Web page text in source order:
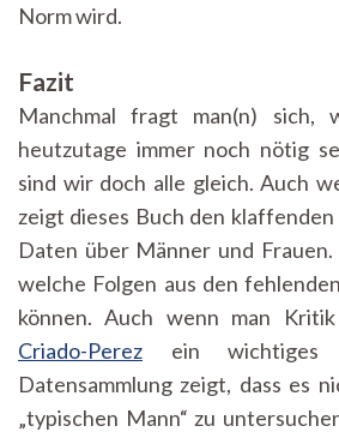
Norm wird.
Fazit
Manchmal fragt man(n) sich,
heutzutage immer noch nötig
sind wir doch alle gleich. Auch
zeigt dieses Buch den
Daten über Männer und
welche Folgen aus den
können. Auch wenn man
Criado-Perez ein wichtiges
Datensammlung zeigt, dass es
„typischen Mann“ zu